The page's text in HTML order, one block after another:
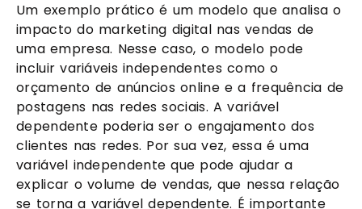
Um exemplo prático é um modelo que analisa o
impacto do marketing digital nas vendas de
uma empresa. Nesse caso, o modelo pode
incluir variáveis independentes como o
orçamento de anúncios online e a frequência de
postagens nas redes sociais. A variável
dependente poderia ser o engajamento dos
clientes nas redes. Por sua vez, essa é uma
variável independente que pode ajudar a
explicar o volume de vendas, que nessa relação
se torna a variável dependente. É importante